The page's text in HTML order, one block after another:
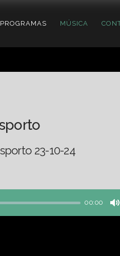
PROGRAMAS MÚSICA
23-10-24
00:00